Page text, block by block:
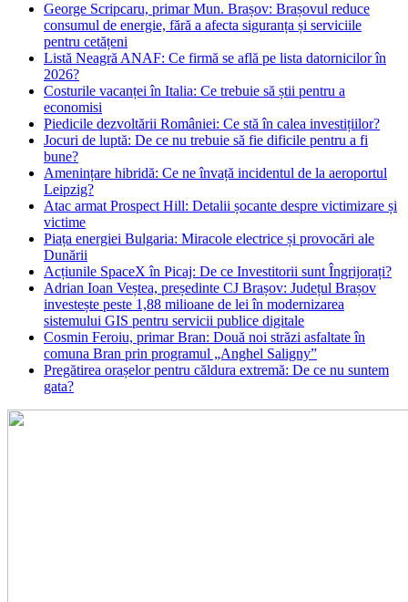
George Scripcaru, primar Mun. Brașov: Brașovul reduce
consumul de energie, fără a afecta siguranța și serviciile
pentru cetățeni
Listă Neagră ANAF: Ce firmă se află pe lista datornicilor în
2026?
Costurile vacanței în Italia: Ce trebuie să știi pentru a
economisi
Piedicile dezvoltării României: Ce stă în calea investițiilor?
Jocuri de luptă: De ce nu trebuie să fie dificile pentru a fi
bune?
Amenințare hibridă: Ce ne învață incidentul de la aeroportul
Leipzig?
Atac armat Prospect Hill: Detalii șocante despre victimizare și
victime
Piața energiei Bulgaria: Miracole electrice și provocări ale
Dunării
Acțiunile SpaceX în Picaj: De ce Investitorii sunt Îngrijorați?
Adrian Ioan Veștea, președinte CJ Brașov: Județul Brașov
investește peste 1,88 milioane de lei în modernizarea
sistemului GIS pentru servicii publice digitale
Cosmin Feroiu, primar Bran: Două noi străzi asfaltate în
comuna Bran prin programul „Anghel Saligny”
Pregătirea orașelor pentru căldura extremă: De ce nu suntem
gata?